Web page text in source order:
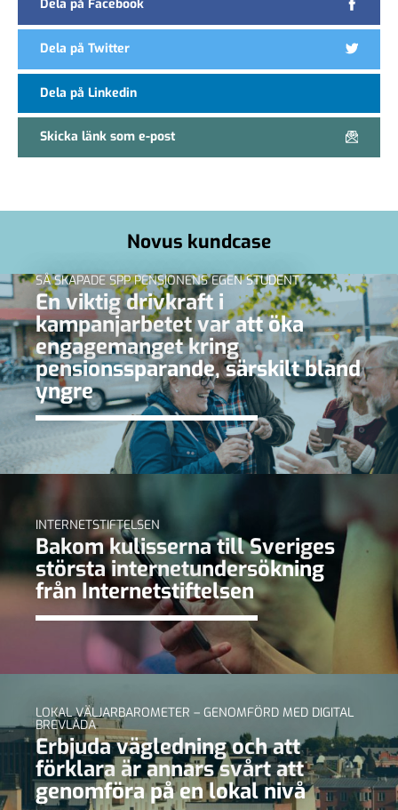
Dela på Facebook
Dela på Twitter
Dela på Linkedin
Skicka länk som e-post
Novus kundcase
SÅ SKAPADE SPP PENSIONENS EGEN STUDENT
En viktig drivkraft i
kampanjarbetet var att öka
engagemanget kring
pensionssparande, särskilt bland
yngre
INTERNETSTIFTELSEN
Bakom kulisserna till Sveriges
största internetundersökning
från Internetstiftelsen
LOKAL VÄLJARBAROMETER – GENOMFÖRD MED DIGITAL
BREVLÅDA
Erbjuda vägledning och att
förklara är annars svårt att
genomföra på en lokal nivå